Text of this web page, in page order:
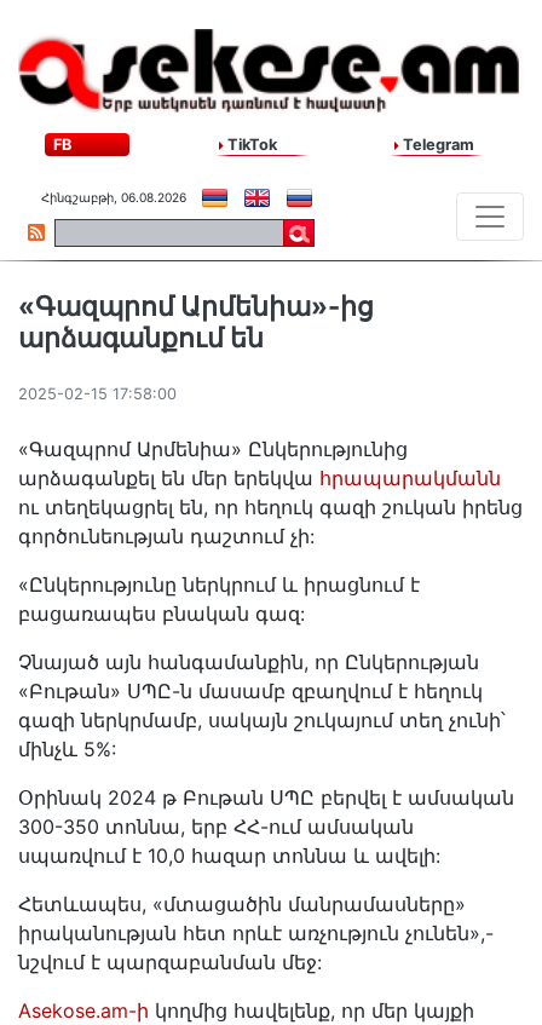
FB TikTok Telegram
Հինգշաբթի, 06.08.2026
«Գազպրոմ Արմենիա»-ից
արձագանքում են
2025-02-15 17:58:00
«Գազպրոմ Արմենիա» Ընկերությունից
արձագանքել են մեր երեկվա հրապարակմանն
ու տեղեկացրել են, որ հեղուկ գազի շուկան իրենց
գործունեության դաշտում չի:
«Ընկերությունը ներկրում և իրացնում է
բացառապես բնական գազ:
Չնայած այն հանգամանքին, որ Ընկերության
«Բութան» ՍՊԸ-ն մասամբ զբաղվում է հեղուկ
գազի ներկրմամբ, սակայն շուկայում տեղ չունի՝
մինչև 5%:
Օրինակ 2024 թ Բութան ՍՊԸ բերվել է ամսական
300-350 տոննա, երբ ՀՀ-ում ամսական
սպառվում է 10,0 հազար տոննա և ավելի:
Հետևապես, «մտացածին մանրամասները»
իրականության հետ որևէ առչություն չունեն»,-
նշվում է պարզաբանման մեջ:
Asekose.am-ի կողմից հավելենք, որ մեր կայքի